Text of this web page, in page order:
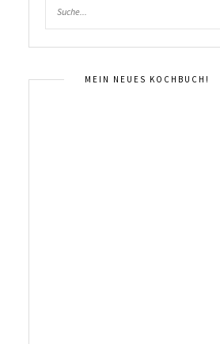
MEIN NEUES KOCHBUCH!